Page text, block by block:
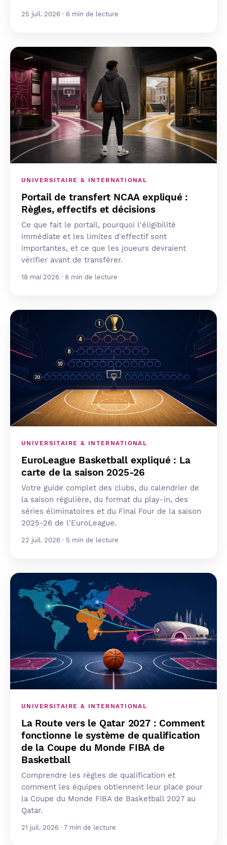
25 juil. 2026 · 6 min de lecture
UNIVERSITAIRE & INTERNATIONAL
Portail de transfert NCAA expliqué :
Règles, effectifs et décisions
Ce que fait le portail, pourquoi l'éligibilité
immédiate et les limites d'effectif sont
importantes, et ce que les joueurs devraient
vérifier avant de transférer.
18 mai 2026 · 8 min de lecture
UNIVERSITAIRE & INTERNATIONAL
EuroLeague Basketball expliqué : La
carte de la saison 2025-26
Votre guide complet des clubs, du calendrier de
la saison régulière, du format du play-in, des
séries éliminatoires et du Final Four de la saison
2025-26 de l'EuroLeague.
22 juil. 2026 · 5 min de lecture
UNIVERSITAIRE & INTERNATIONAL
La Route vers le Qatar 2027 : Comment
fonctionne le système de qualification
de la Coupe du Monde FIBA de
Basketball
Comprendre les règles de qualification et
comment les équipes obtiennent leur place pour
la Coupe du Monde FIBA de Basketball 2027 au
Qatar.
21 juil. 2026 · 7 min de lecture